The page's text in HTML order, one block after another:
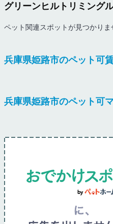
グリーンヒルトリミング
ペット関連スポットが見つかりま
兵庫県姫路市のペット可
兵庫県姫路市のペット可